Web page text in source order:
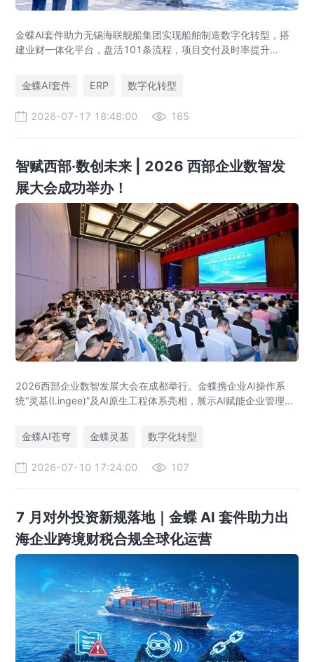
金蝶AI套件助力无锡海联舰船集团实现船舶制造数字化转型，搭
建业财一体化平台，盘活101条流程，项目交付及时率提升
迁。
金蝶AI套件 ERP 数字化转型
2026-07-17 18:48:00 165
智赋西部·数创未来 | 2026 西部企业数智发
展大会成功举办！
2026西部企业数智发展大会在成都举行。金蝶携企业AI操作系
统“灵基(Lingee)”及AI原生工程体系亮相，展示AI赋能企业管理与
金蝶AI苍穹
金蝶灵基 数字化转型
2026-07-10 17:24:00 107
7 月对外投资新规落地｜金蝶 AI 套件助力出
海企业跨境财税合规全球化运营